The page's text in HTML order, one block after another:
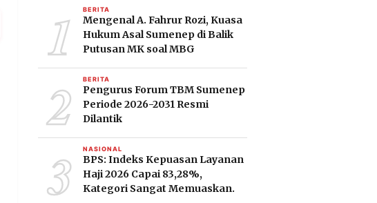
1 BERITA
Mengenal A. Fahrur Rozi, Kuasa
Hukum Asal Sumenep di Balik
Putusan MK soal MBG
2 BERITA
Pengurus Forum TBM Sumenep
Periode 2026-2031 Resmi
Dilantik
3 NASIONAL
BPS: Indeks Kepuasan Layanan
Haji 2026 Capai 83,28%,
Kategori Sangat Memuaskan.